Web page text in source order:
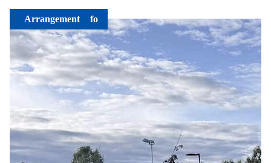
Arrangementer
Organisasjonsinfo
Arrangement
Arrangement